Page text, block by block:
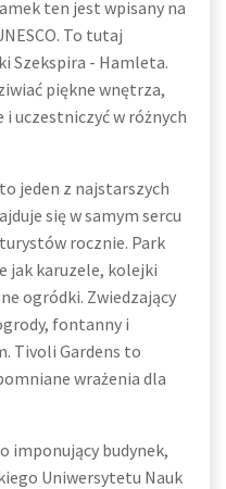
ten jest wpisany na
To tutaj
Szekspira - Hamleta.
piękne wnętrza,
uczestniczyć w różnych
jeden z najstarszych
się w samym sercu
rocznie. Park
jak karuzele, kolejki
ogródki. Zwiedzający
fontanny i
Tivoli Gardens to
wrażenia dla
imponujący budynek,
Uniwersytetu Nauk